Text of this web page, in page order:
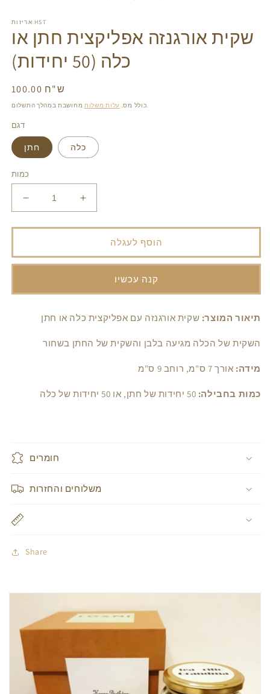
view
אריזות HST
שקית אורגנזה אפליקצית חתן או
כלה (50 יחידות)
מחיר
רגיל
100.00 ש"ח
כולל מס. עלות משלוח מחושבת במהלך התשלום.
דגם
חתן כלה
כמות
את
הכמות
שקית
אורגנזה
חתן
כלה
יחידות)
הגדל
את
הכמות
שקית
אורגנזה
אפליקצית
חתן
כלה
יחידות)
הוסף לעגלה
קנה עכשיו
תיאור המוצר: שקית אורגנזה עם אפליקצית כלה או חתן
השקית של הכלה מגיעה בלבן והשקית של החתן בשחור
מידה: אורך 7 ס"מ, רוחב 9 ס"מ
כמות בחבילה:
חומרים
משלוחים והחזרות
Share